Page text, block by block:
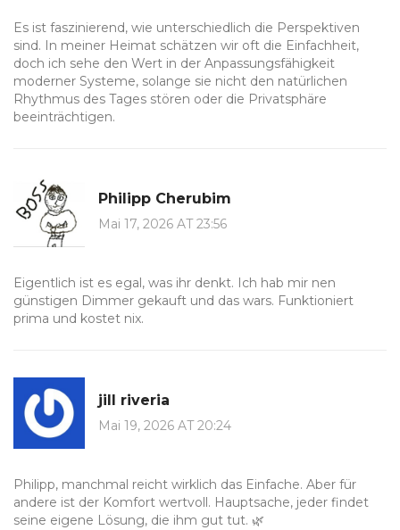
Es ist faszinierend, wie unterschiedlich die Perspektiven
sind. In meiner Heimat schätzen wir oft die Einfachheit,
doch ich sehe den Wert in der Anpassungsfähigkeit
moderner Systeme, solange sie nicht den natürlichen
Rhythmus des Tages stören oder die Privatsphäre
beeinträchtigen.
Philipp Cherubim
Mai 17, 2026 AT 23:56
Eigentlich ist es egal, was ihr denkt. Ich hab mir nen
günstigen Dimmer gekauft und das wars. Funktioniert
prima und kostet nix.
jill riveria
Mai 19, 2026 AT 20:24
Philipp, manchmal reicht wirklich das Einfache. Aber für
andere ist der Komfort wertvoll. Hauptsache, jeder findet
seine eigene Lösung, die ihm gut tut. 🌿